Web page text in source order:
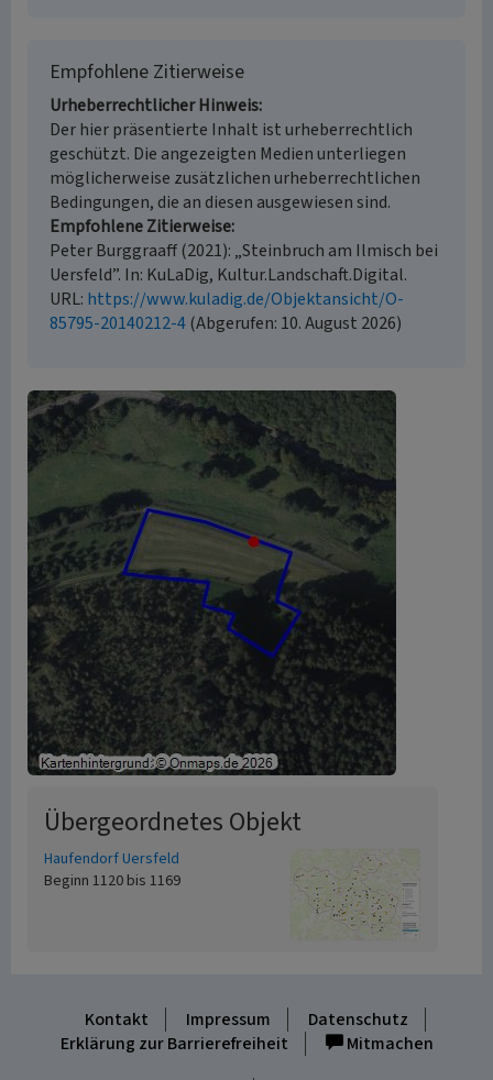
Empfohlene Zitierweise
Urheberrechtlicher Hinweis
Der hier präsentierte Inhalt ist urheberrechtlich
geschützt. Die angezeigten Medien unterliegen
möglicherweise zusätzlichen urheberrechtlichen
Bedingungen, die an diesen ausgewiesen sind.
Empfohlene Zitierweise
Peter Burggraaff (2021): „Steinbruch am Ilmisch bei
Uersfeld”. In: KuLaDig, Kultur.Landschaft.Digital.
URL: https://www.kuladig.de/Objektansicht/O-
85795-20140212-4(Abgerufen: 10. August 2026)
Übergeordnetes Objekt
Haufendorf Uersfeld
Beginn 1120 bis 1169
Kontakt Impressum
Datenschutz
Erklärung zur Barrierefreiheit
Mitmachen